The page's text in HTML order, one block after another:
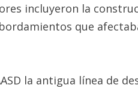
incluyeron la
que
la antigua línea de